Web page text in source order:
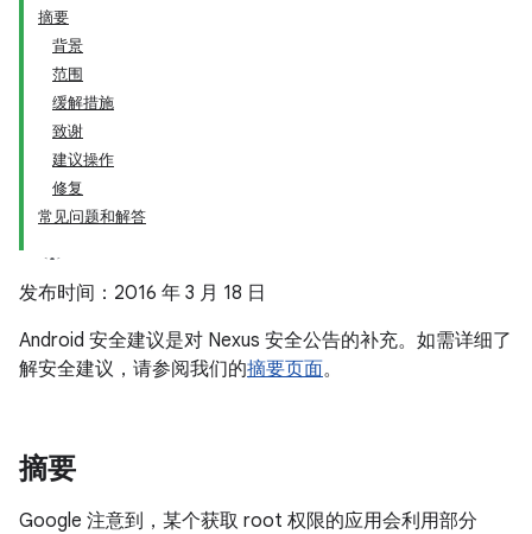
摘要
背景
范围
缓解措施
致谢
建议操作
修复
常见问题和解答
发布时间：2016 年 3 月 18 日
Android 安全建议是对 Nexus 安全公告的补充。如需详细了
解安全建议，请参阅我们的摘要页面。
摘要
Google 注意到，某个获取 root 权限的应用会利用部分